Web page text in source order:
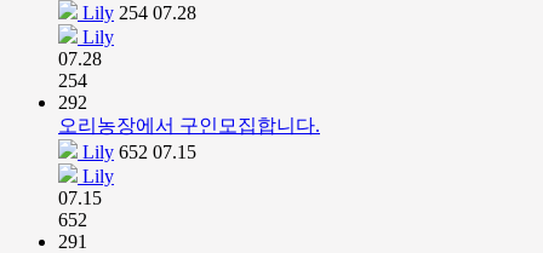
Lily 254 07.28
Lily
07.28
254
292
오리농장에서 구인모집합니다.
Lily 652 07.15
Lily
07.15
652
291